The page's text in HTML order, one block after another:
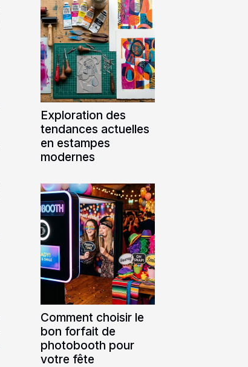
Exploration des
tendances actuelles
en estampes
modernes
Comment choisir le
bon forfait de
photobooth pour
votre fête